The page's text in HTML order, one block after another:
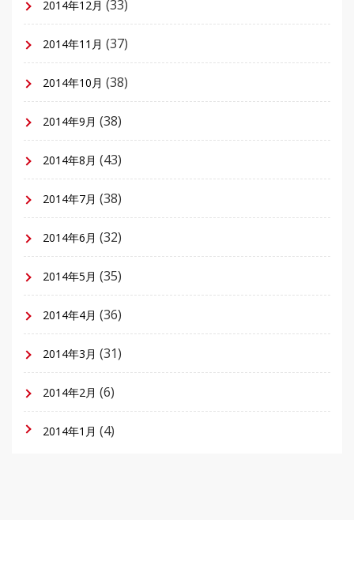
2014年12月 (33)
2014年11月 (37)
2014年10月 (38)
2014年9月 (38)
2014年8月 (43)
2014年7月 (38)
2014年6月 (32)
2014年5月 (35)
2014年4月 (36)
2014年3月 (31)
2014年2月 (6)
2014年1月 (4)